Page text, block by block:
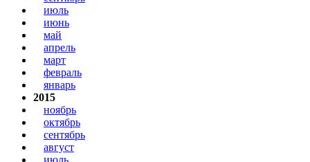
июль
июнь
май
апрель
март
февраль
январь
2015
ноябрь
октябрь
сентябрь
август